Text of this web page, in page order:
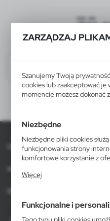
ZARZĄDZAJ
Szanujemy Twoją
cookies lub zaakceptować je
momencie możesz dokonać
Niezbędne
Niezbędne pliki cookies
funkcjonowania strony
komfortowe korzystanie z
działania w celu m.in.
korzystasz, może działać bez
Więcej
Funkcjonalne i
O AXPOL
Informacje